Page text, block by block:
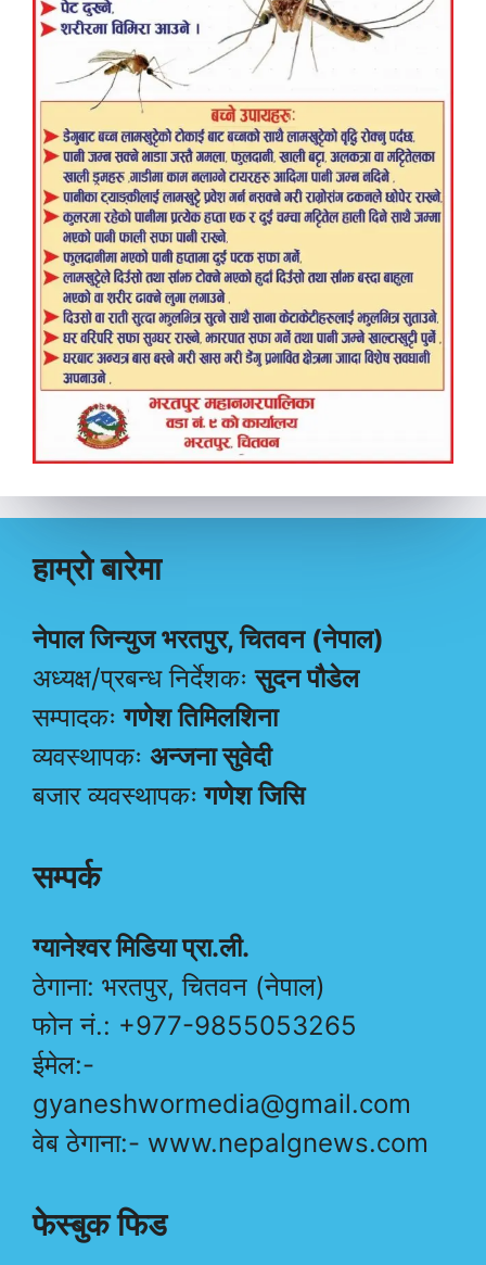
हाम्रो बारेमा
नेपाल जिन्युज भरतपुर, चितवन (नेपाल)
अध्यक्ष/प्रबन्ध निर्देशकःसुदन पौडेल
सम्पादकःगणेश तिमिलशिना
व्यवस्थापकः अन्जना सुवेदी
बजार व्यवस्थापकः गणेश जिसि
सम्पर्क
ग्यानेश्वर मिडिया प्रा.ली.
ठेगाना: भरतपुर, चितवन (नेपाल)
फोन नं.: +977-9855053265
ईमेल:-
gyaneshwormedia@gmail.com
वेब ठेगाना:- www.nepalgnews.com
फेस्बुक फिड